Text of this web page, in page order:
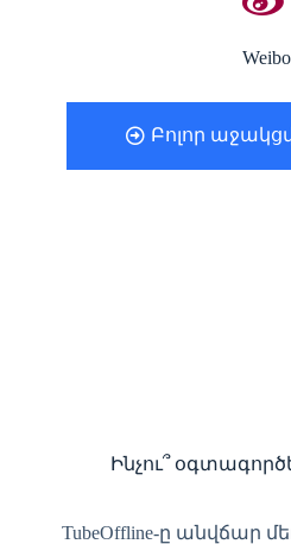
Weibo
Բոլոր
Ինչու՞
TubeOffline-ը անվճար